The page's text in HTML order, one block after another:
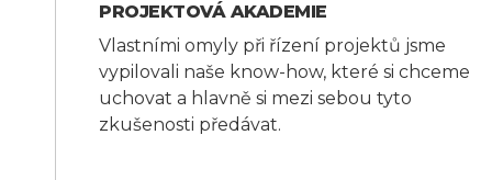
PROJEKTOVÁ AKADEMIE
Vlastními omyly při řízení projektů jsme
vypilovali naše know-how, které si chceme
uchovat a hlavně si mezi sebou tyto
zkušenosti předávat.